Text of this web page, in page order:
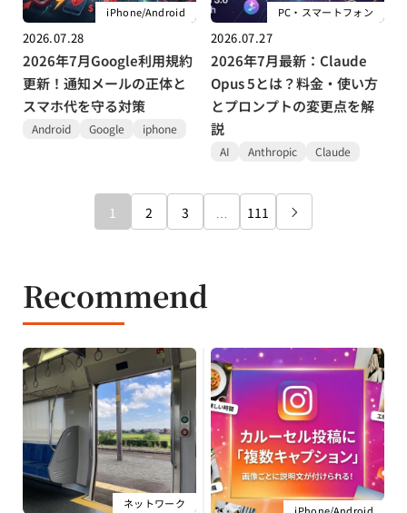
iPhone/Android
2026.07.28
2026年7月Google利用規約
更新！通知メールの正体と
スマホ代を守る対策
Android Google iphone
PC・スマートフォン
2026.07.27
2026年7月最新：Claude
Opus 5とは？料金・使い方
とプロンプトの変更点を解
説
AI Anthropic Claude
1 2 3 111 
Recommend
ネットワーク iPhone/Android